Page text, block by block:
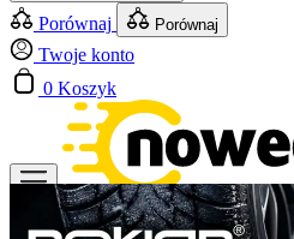
Porównaj Porównaj
Twoje konto
0 Koszyk